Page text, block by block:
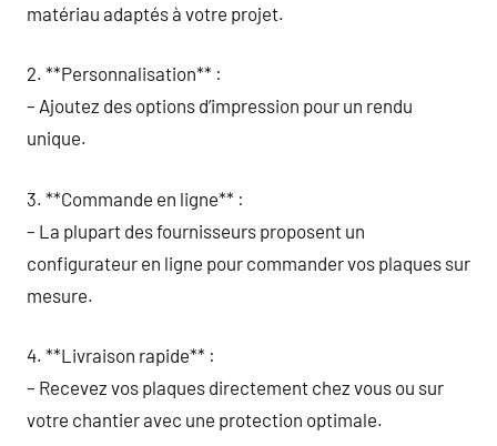
matériau adaptés à votre projet.
2. **Personnalisation** :
– Ajoutez des options d’impression pour un rendu
unique.
3. **Commande en ligne** :
– La plupart des fournisseurs proposent un
configurateur en ligne pour commander vos plaques sur
mesure.
4. **Livraison rapide** :
– Recevez vos plaques directement chez vous ou sur
votre chantier avec une protection optimale.